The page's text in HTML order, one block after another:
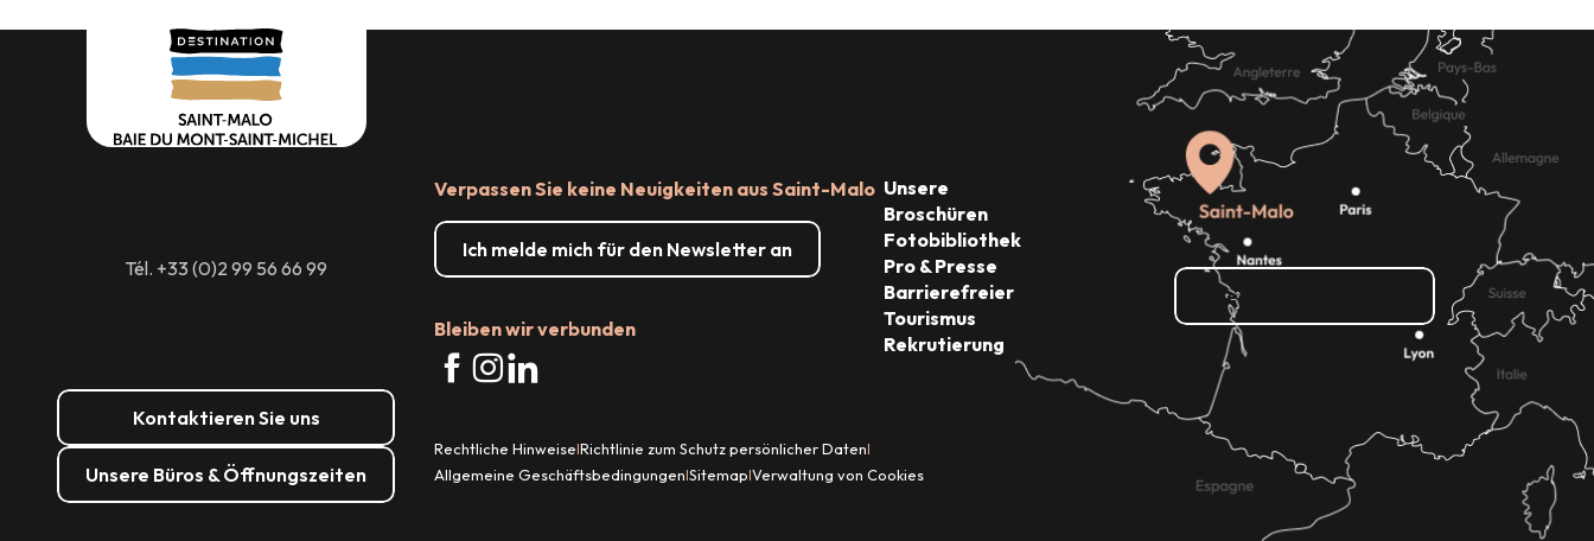
Tél. +33 (0)2 99 56 66 99
Kontaktieren Sie uns
Unsere Büros & Öffnungszeiten
Verpassen Sie keine Neuigkeiten aus Saint-Malo
Ich melde mich für den Newsletter an
Bleiben wir verbunden
Unsere
Broschüren
Fotobibliothek
Pro & Presse
Barrierefreier
Tourismus
Rekrutierung
Rechtliche Hinweise|Richtlinie zum Schutz persönlicher Daten|
Allgemeine Geschäftsbedingungen|Sitemap|Verwaltung von Cookies
Wie kann ich kommen?